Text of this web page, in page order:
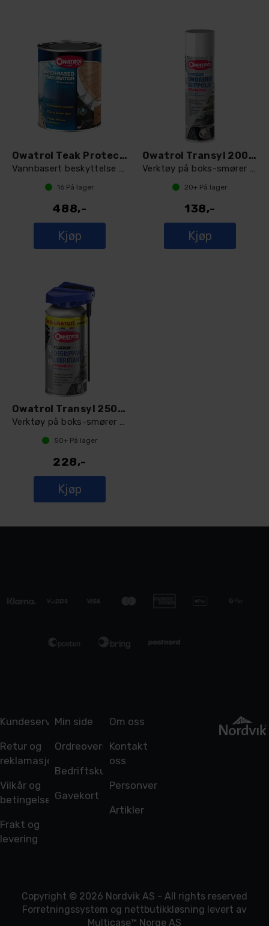
Owatrol Teak Protect Honeytone 1 L
Vannbasert beskyttelse for teak
16 På lager
488,-
Kjøp
Owatrol Transyl 200ml spray
Verktøy på boks-smører og renser
20+ På lager
138,-
Kjøp
Owatrol Transyl 250ml spray
Verktøy på boks-smører og renser
50+På lager
228,-
Kjøp
Kundeservice
Retur og
reklamasjon
Vilkår og
betingelser
Frakt og
levering
Min side
Ordreoversikt
Bedriftskunde
Gavekort
Om oss
Kontakt
oss
Personvern
Artikler
Copyright © 2026 Nordvik AS - All rights reserved
Forretningssystem og nettbutikkløsning levert av
Multicase™ Norge AS